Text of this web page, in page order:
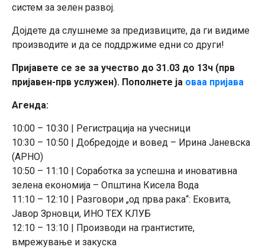
систем за зелен развој.
Дојдете да слушнеме за предизвиците, да ги видиме
производите и да се поддржиме едни со други!
Пријавете се зе за учество до 31.03 до 13ч (прв
пријавен-прв услужен). Пополнете ја оваа пријава
Агенда:
10:00 – 10:30 | Регистрација на учесници
10:30 – 10:50 | Добредојде и вовед – Ирина Јаневска
(АРНО)
10:50 – 11:10 | Соработка за успешна и иновативна
зелена економија – Општина Кисела Вода
11:10 – 12:10 | Разговори „од прва рака“: Ековита,
Јавор Зрновци, ИНО ТЕХ КЛУБ
12:10 – 13:10 | Производи на грантистите,
вмрежување и закуска